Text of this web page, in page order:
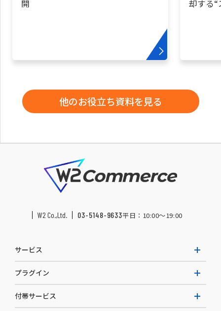
開
却する
他のお役立ち資料を見る
W2 Co.,Ltd. 03-5148-9633平日：10:00〜19:00
サービス
W2 Commerce Repeat
プラグイン
付帯サービス